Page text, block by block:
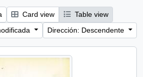
Card view
Table view
Dirección: Descendente